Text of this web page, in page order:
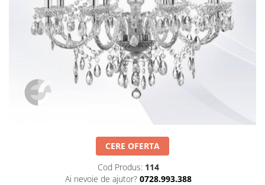
Jardiniere si vase luminoase
Iluminat
Candelabre
Iluminat decorativ
CERE OFERTA
Cod Produs: 114
Ai nevoie de ajutor? 0728.993.388